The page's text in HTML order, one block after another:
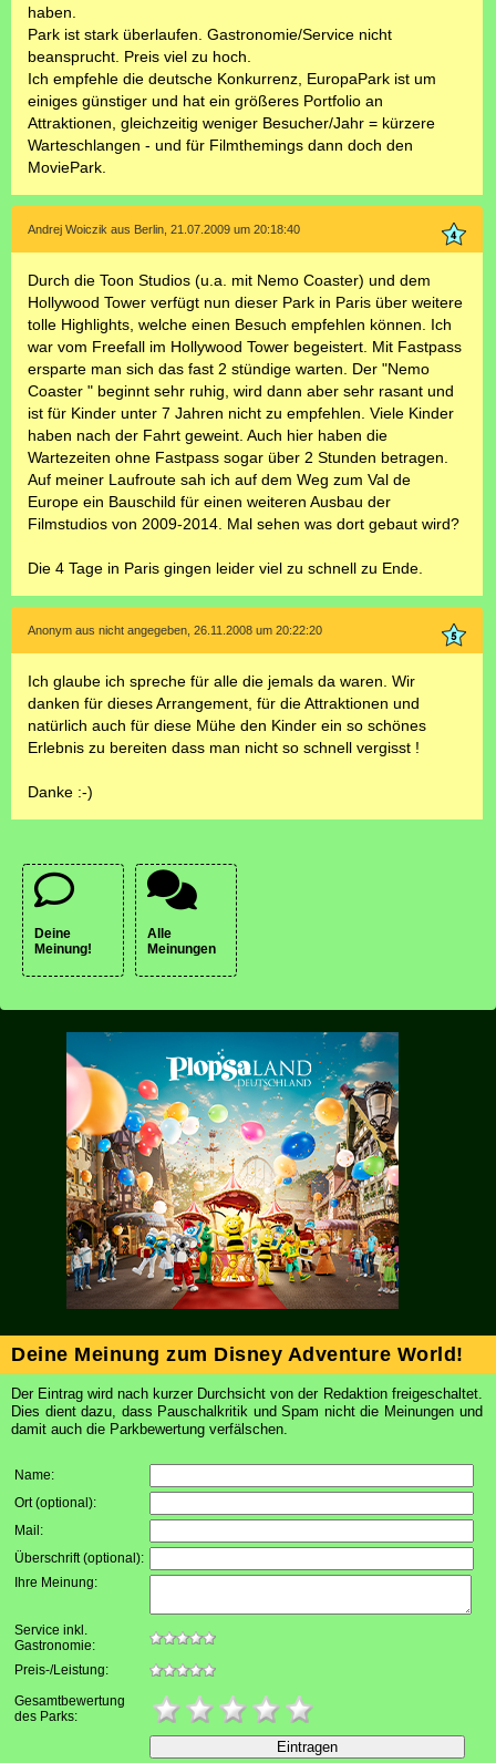
haben.
Park ist stark überlaufen. Gastronomie/Service nicht
beansprucht. Preis viel zu hoch.
Ich empfehle die deutsche Konkurrenz, EuropaPark ist um
einiges günstiger und hat ein größeres Portfolio an
Attraktionen, gleichzeitig weniger Besucher/Jahr = kürzere
Warteschlangen - und für Filmthemings dann doch den
MoviePark.
Andrej Woiczik aus Berlin, 21.07.2009 um 20:18:40
Durch die Toon Studios (u.a. mit Nemo Coaster) und dem
Hollywood Tower verfügt nun dieser Park in Paris über weitere
tolle Highlights, welche einen Besuch empfehlen können. Ich
war vom Freefall im Hollywood Tower begeistert. Mit Fastpass
ersparte man sich das fast 2 stündige warten. Der "Nemo
Coaster " beginnt sehr ruhig, wird dann aber sehr rasant und
ist für Kinder unter 7 Jahren nicht zu empfehlen. Viele Kinder
haben nach der Fahrt geweint. Auch hier haben die
Wartezeiten ohne Fastpass sogar über 2 Stunden betragen.
Auf meiner Laufroute sah ich auf dem Weg zum Val de
Europe ein Bauschild für einen weiteren Ausbau der
Filmstudios von 2009-2014. Mal sehen was dort gebaut wird?
Die 4 Tage in Paris gingen leider viel zu schnell zu Ende.
Anonym aus nicht angegeben, 26.11.2008 um 20:22:20
Ich glaube ich spreche für alle die jemals da waren. Wir
danken für dieses Arrangement, für die Attraktionen und
natürlich auch für diese Mühe den Kinder ein so schönes
Erlebnis zu bereiten dass man nicht so schnell vergisst !
Danke :-)
Deine
Meinung!
Alle
Meinungen
Deine Meinung zum Disney Adventure World!
Der Eintrag wird nach kurzer Durchsicht von der Redaktion freigeschaltet.
Dies dient dazu, dass Pauschalkritik und Spam nicht die Meinungen und
damit auch die Parkbewertung verfälschen.
Name:
Ort (optional):
Mail:
Überschrift (optional):
Ihre Meinung:
Service inkl.
Gastronomie:
Preis-/Leistung:
Gesamtbewertung
des Parks: